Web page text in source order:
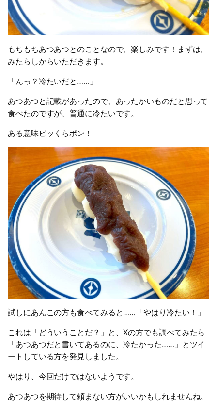
もちもちあつあつとのことなので、楽しみです！まずは、
みたらしからいただきます。
「んっ？冷たいだと……」
あつあつと記載があったので、あったかいものだと思って
食べたのですが、普通に冷たいです。
ある意味ビッくらポン！
試しにあんこの方も食べてみると……「やはり冷たい！」
これは「どういうことだ？」と、Xの方でも調べてみたら
「あつあつだと書いてあるのに、冷たかった……」とツイ
ートしている方を発見しました。
やはり、今回だけではないようです。
あつあつを期待して頼まない方がいいかもしれませんね。